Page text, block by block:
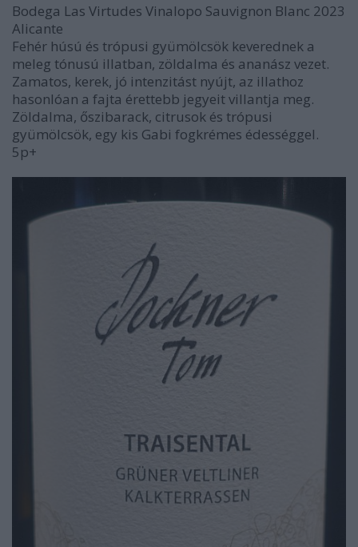
Bodega Las Virtudes Vinalopo Sauvignon Blanc 2023
Alicante
Fehér húsú és trópusi gyümölcsök keverednek a
meleg tónusú illatban, zöldalma és ananász vezet.
Zamatos, kerek, jó intenzitást nyújt, az illathoz
hasonlóan a fajta érettebb jegyeit villantja meg.
Zöldalma, őszibarack, citrusok és trópusi
gyümölcsök, egy kis Gabi fogkrémes édességgel.
5p+